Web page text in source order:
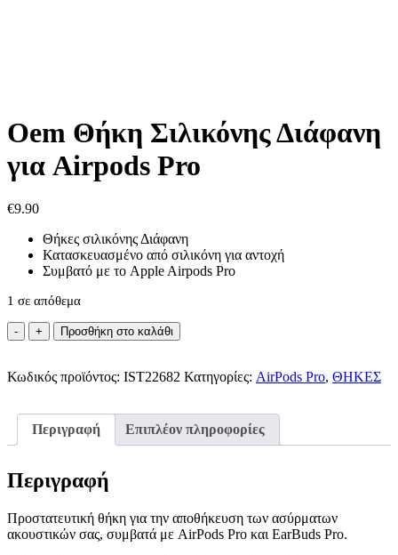
Oem Θήκη Σιλικόνης Διάφανη
για Airpods Pro
€9.90
Θήκες σιλικόνης Διάφανη
Κατασκευασμένο από σιλικόνη για αντοχή
Συμβατό με το Apple Airpods Pro
1 σε απόθεμα
Oem
Θήκη
Διάφανη
Pro
ποσότητα
Προσθήκη στο καλάθι
Κωδικός προϊόντος: IST22682 Κατηγορίες: AirPods Pro, ΘΗΚΕΣ
Περιγραφή Επιπλέον πληροφορίες
Περιγραφή
Προστατευτική θήκη για την αποθήκευση των ασύρματων
ακουστικών σας, συμβατά με AirPods Pro και EarBuds Pro.